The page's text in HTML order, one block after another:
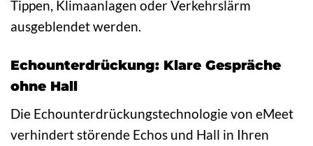
Tippen, Klimaanlagen oder Verkehrslärm
ausgeblendet werden.
Echounterdrückung: Klare Gespräche
ohne Hall
Die Echounterdrückungstechnologie von eMeet
verhindert störende Echos und Hall in Ihren